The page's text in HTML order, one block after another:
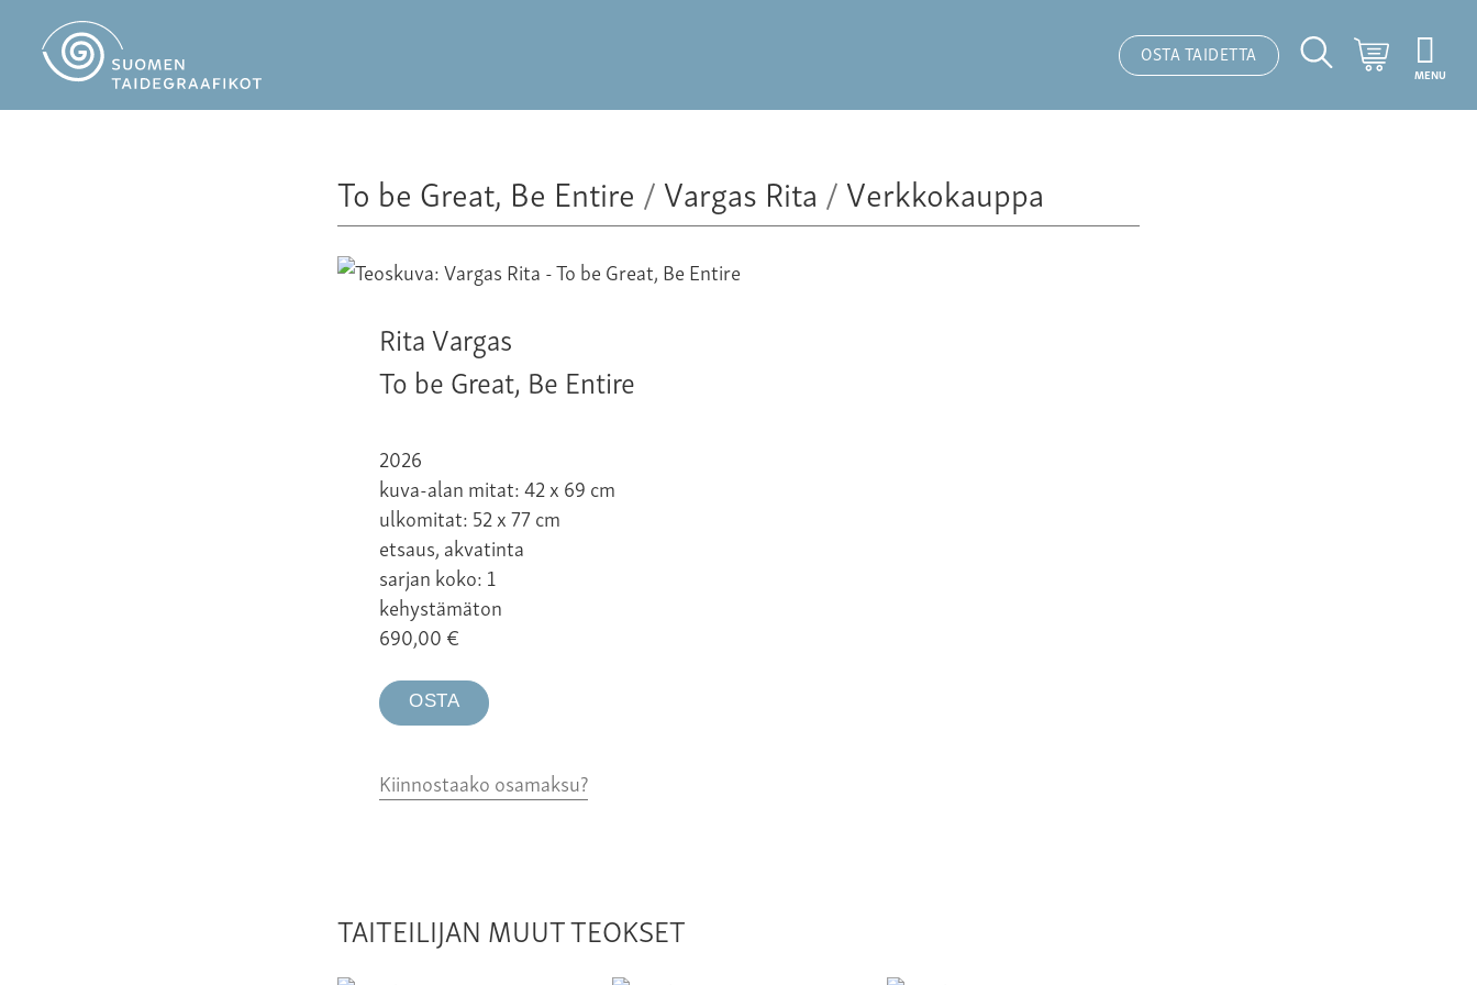
OSTA TAIDETTA
Hakutoiminto
Ostoskori
MENU
To be Great, Be Entire /Vargas Rita /Verkkokauppa
Rita Vargas
To be Great, Be Entire
2026
kuva-alan mitat: 42 x 69 cm
ulkomitat: 52 x 77 cm
etsaus, akvatinta
sarjan koko: 1
kehystämäton
690,00€
OSTA
Kiinnostaako osamaksu?
TAITEILIJAN MUUT TEOKSET